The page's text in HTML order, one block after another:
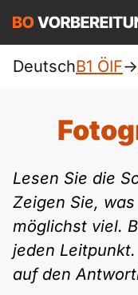
ÖIF
Allgemein
Beruf
telc
Deutsch
Englisch
Türkisch
Ukrainisch
A1 DTZ
A1 telc
A2 Allgemein
A2 DTZ
B1
B1 Allgemein
B2
DeutschB1 ÖIF->
Lesen Sie die
Zeigen Sie,
möglichst viel.
jeden
auf den